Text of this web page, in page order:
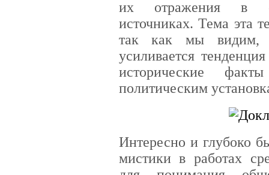
их отражения в
источниках. Тема эта
так как мы видим,
усиливается
исторические
политическим
Интересно и глубоко
мистики в работах